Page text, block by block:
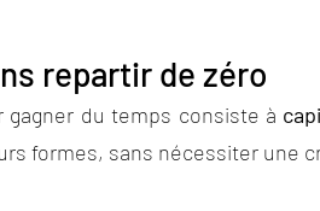
repartir de zéro
gagner du temps consiste à
formes, sans nécessiter une